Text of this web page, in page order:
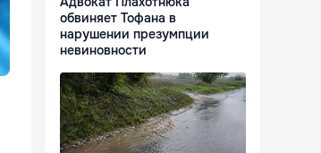
обвиняет Тофана в
нарушении презумпции
невиновности